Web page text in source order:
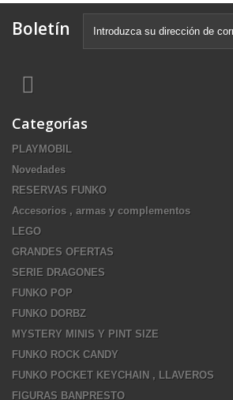
Boletín
Categorías
PLAYMOBIL
Novedades
RESERVAS FUNKO
Accesorios , armas y complementos
LEGO
GRANDES OFERTAS
SERIE DRAGONES
FUNKO POP
FUNKO DORBZ
MYSTERY MINIS Y PINT SIZE
FUNKO ROCK CANDY
FUNKO POCKET KEYCHAIN , LLAVEROS
FIGURAS BANPRESTO